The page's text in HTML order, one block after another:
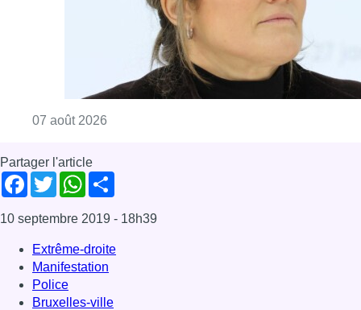
07 août 2026
Partager l'article
Facebook
TwitterWhatsApp
10 septembre 2019 - 18h39
Extrême-droite
Manifestation
Police
Bruxelles-ville